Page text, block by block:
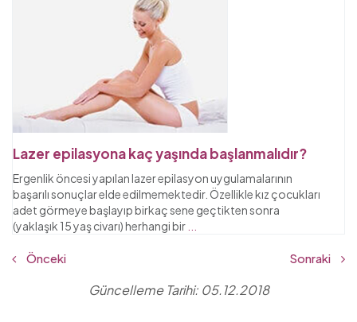
Lazer epilasyona kaç yaşında başlanmalıdır?
Ergenlik öncesi yapılan lazer epilasyon uygulamalarının
başarılı sonuçlar elde edilmemektedir. Özellikle kız çocukları
adet görmeye başlayıp birkaç sene geçtikten sonra
(yaklaşık 15 yaş civarı) herhangi bir
Önceki Sonraki
Güncelleme Tarihi: 05.12.2018